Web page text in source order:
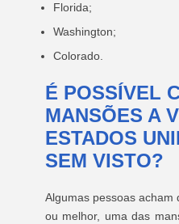
Florida;
Washington;
Colorado.
É POSSÍVEL
MANSÕES A
ESTADOS
SEM VISTO?
Algumas pessoas acham
ou melhor, uma das